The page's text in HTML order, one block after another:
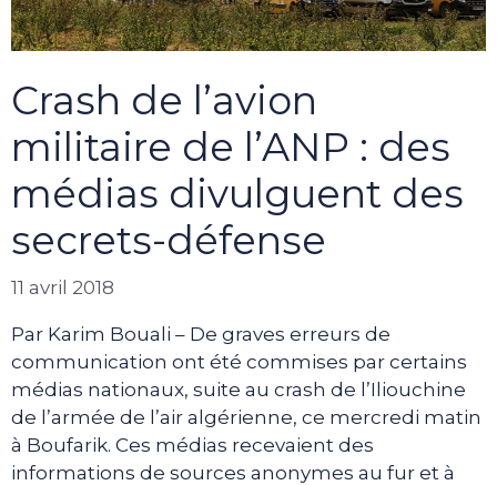
Crash de l’avion
militaire de l’ANP : des
médias divulguent des
secrets-défense
11 avril 2018
Par Karim Bouali – De graves erreurs de
communication ont été commises par certains
médias nationaux, suite au crash de l’Iliouchine
de l’armée de l’air algérienne, ce mercredi matin
à Boufarik. Ces médias recevaient des
informations de sources anonymes au fur et à